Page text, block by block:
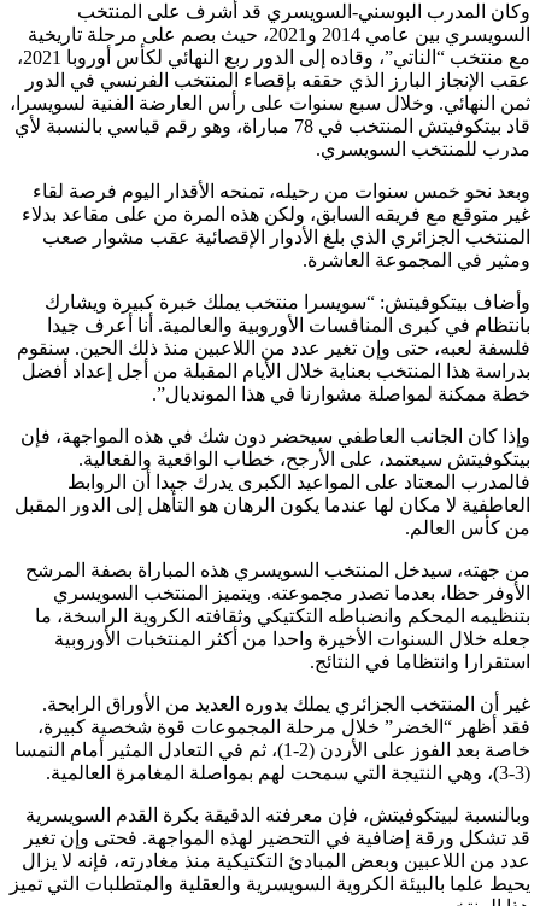
وكان المدرب البوسني-السويسري قد أشرف على المنتخب
السويسري بين عامي 2014 و2021، حيث بصم على مرحلة تاريخية
مع منتخب “الناتي”، وقاده إلى الدور ربع النهائي لكأس أوروبا 2021،
عقب الإنجاز البارز الذي حققه بإقصاء المنتخب الفرنسي في الدور
ثمن النهائي. وخلال سبع سنوات على رأس العارضة الفنية لسويسرا،
قاد بيتكوفيتش المنتخب في 78 مباراة، وهو رقم قياسي بالنسبة لأي
مدرب للمنتخب السويسري.
وبعد نحو خمس سنوات من رحيله، تمنحه الأقدار اليوم فرصة لقاء
غير متوقع مع فريقه السابق، ولكن هذه المرة من على مقاعد بدلاء
المنتخب الجزائري الذي بلغ الأدوار الإقصائية عقب مشوار صعب
ومثير في المجموعة العاشرة.
وأضاف بيتكوفيتش: “سويسرا منتخب يملك خبرة كبيرة ويشارك
بانتظام في كبرى المنافسات الأوروبية والعالمية. أنا أعرف جيدا
فلسفة لعبه، حتى وإن تغير عدد من اللاعبين منذ ذلك الحين. سنقوم
بدراسة هذا المنتخب بعناية خلال الأيام المقبلة من أجل إعداد أفضل
خطة ممكنة لمواصلة مشوارنا في هذا المونديال”.
وإذا كان الجانب العاطفي سيحضر دون شك في هذه المواجهة، فإن
بيتكوفيتش سيعتمد، على الأرجح، خطاب الواقعية والفعالية.
فالمدرب المعتاد على المواعيد الكبرى يدرك جيدا أن الروابط
العاطفية لا مكان لها عندما يكون الرهان هو التأهل إلى الدور المقبل
من كأس العالم.
من جهته، سيدخل المنتخب السويسري هذه المباراة بصفة المرشح
الأوفر حظا، بعدما تصدر مجموعته. ويتميز المنتخب السويسري
بتنظيمه المحكم وانضباطه التكتيكي وثقافته الكروية الراسخة، ما
جعله خلال السنوات الأخيرة واحدا من أكثر المنتخبات الأوروبية
استقرارا وانتظاما في النتائج.
غير أن المنتخب الجزائري يملك بدوره العديد من الأوراق الرابحة.
فقد أظهر “الخضر” خلال مرحلة المجموعات قوة شخصية كبيرة،
خاصة بعد الفوز على الأردن (2-1)، ثم في التعادل المثير أمام النمسا
(3-3)، وهي النتيجة التي سمحت لهم بمواصلة المغامرة العالمية.
وبالنسبة لبيتكوفيتش، فإن معرفته الدقيقة بكرة القدم السويسرية
قد تشكل ورقة إضافية في التحضير لهذه المواجهة. فحتى وإن تغير
عدد من اللاعبين وبعض المبادئ التكتيكية منذ مغادرته، فإنه لا يزال
يحيط علما بالبيئة الكروية السويسرية والعقلية والمتطلبات التي تميز